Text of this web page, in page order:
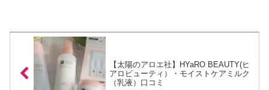
【太陽のアロエ社】HYaRO BEAUTY(ヒ
アロビューティ）・モイストケアミルク
（乳液）口コミ